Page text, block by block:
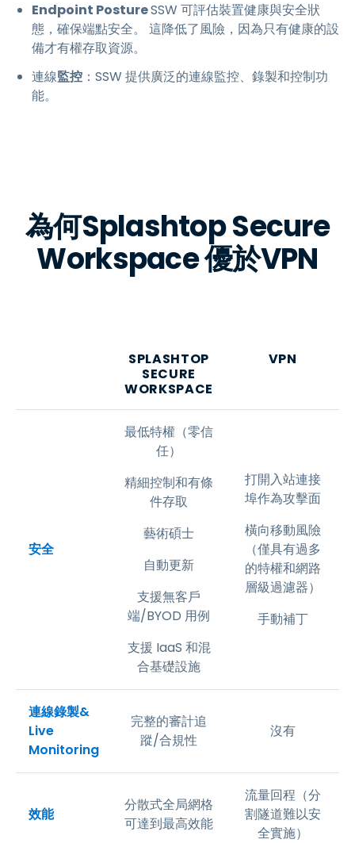
Endpoint PostureSSW 可評估裝置健康與安全狀
態，確保端點安全。 這降低了風險，因為只有健康的設
備才有權存取資源。
連線監控 ：SSW 提供廣泛的連線監控、錄製和控制功
能。
為何Splashtop Secure
Workspace 優於VPN
SPLASHTOP
SECURE
WORKSPACE
VPN
安全
最低特權（零信
任）
精細控制和有條
件存取
藝術碩士
自動更新
支援無客戶
端/BYOD 用例
支援 IaaS 和混
合基礎設施
打開入站連接
埠作為攻擊面
橫向移動風險
（僅具有過多
的特權和網路
層級過濾器）
手動補丁
連線錄製&
Live
Monitoring
完整的審計追
蹤/合規性
沒有
效能
分散式全局網格
可達到最高效能
流量回程（分
割隧道難以安
全實施）